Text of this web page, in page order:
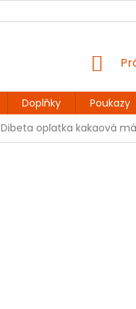
Doplňky Poukazy
Dibeta oplatka kakaová